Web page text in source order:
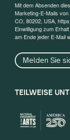
Mit dem Absenden
Marketing-E-Mails
CO, 80202, USA,
Einwilligung zum
am Ende jeder E-Mail
Melden Sie
TEILWEISE